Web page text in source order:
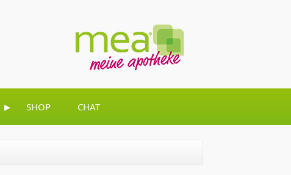
▸ SHOP CHAT